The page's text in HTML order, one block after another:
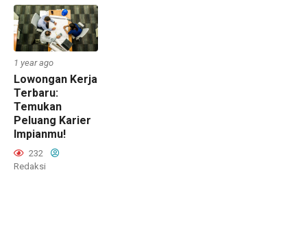
1 year ago
Lowongan Kerja
Terbaru:
Temukan
Peluang Karier
Impianmu!
232
Redaksi